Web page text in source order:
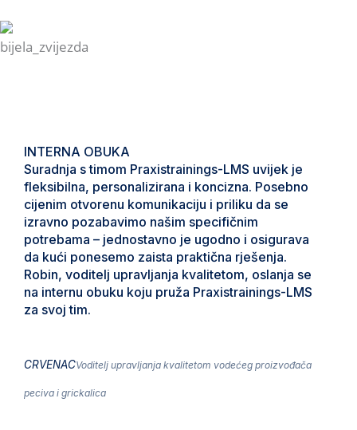
INTERNA OBUKA
Suradnja s timom Praxistrainings-LMS uvijek je
fleksibilna, personalizirana i koncizna. Posebno
cijenim otvorenu komunikaciju i priliku da se
izravno pozabavimo našim specifičnim
potrebama – jednostavno je ugodno i osigurava
da kući ponesemo zaista praktična rješenja.
Robin, voditelj upravljanja kvalitetom, oslanja se
na internu obuku koju pruža Praxistrainings-LMS
za svoj tim.
CRVENACVoditelj upravljanja kvalitetom vodećeg proizvođača
peciva i grickalica